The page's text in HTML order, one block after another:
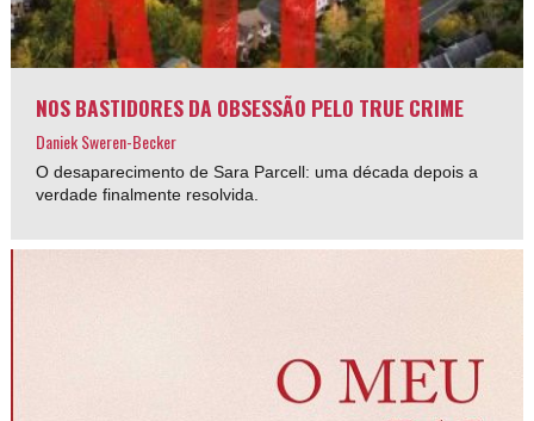
NOS BASTIDORES DA OBSESSÃO PELO TRUE CRIME
Daniek Sweren-Becker
O desaparecimento de Sara Parcell: uma década depois a
verdade finalmente resolvida.